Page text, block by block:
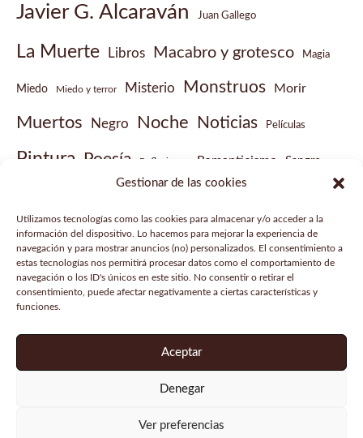
Gestionar de las cookies
Utilizamos tecnologías como las cookies para almacenar y/o acceder a la
información del dispositivo. Lo hacemos para mejorar la experiencia de
navegación y para mostrar anuncios (no) personalizados. El consentimiento a
estas tecnologías nos permitirá procesar datos como el comportamiento de
navegación o los ID's únicos en este sitio. No consentir o retirar el
consentimiento, puede afectar negativamente a ciertas características y
funciones.
Aceptar
Denegar
Ver preferencias
Javier G. Alcaraván Juan Gallego
La Muerte Libros Macabro y grotesco Magia
Miedo Miedo y terror Misterio Monstruos Morir
Muertos Negro Noche Noticias Películas
Pintura Poesía Reflexiones Romanticismo Sangre
Vídeo musical
Política de cookies
Copyright © 2026 Gabinete de historias curiosas |